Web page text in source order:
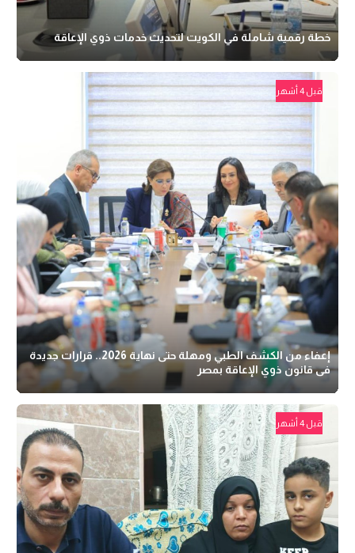
خطة رقمية شاملة في الكويت لتحديث خدمات ذوي الإعاقة
قبل 4 أشهر
إعفاء من الكشف الطبي ومهلة حتى نهاية 2026.. قرارات جديدة
فى قانون ذوي الإعاقة بمصر
قبل 4 أشهر